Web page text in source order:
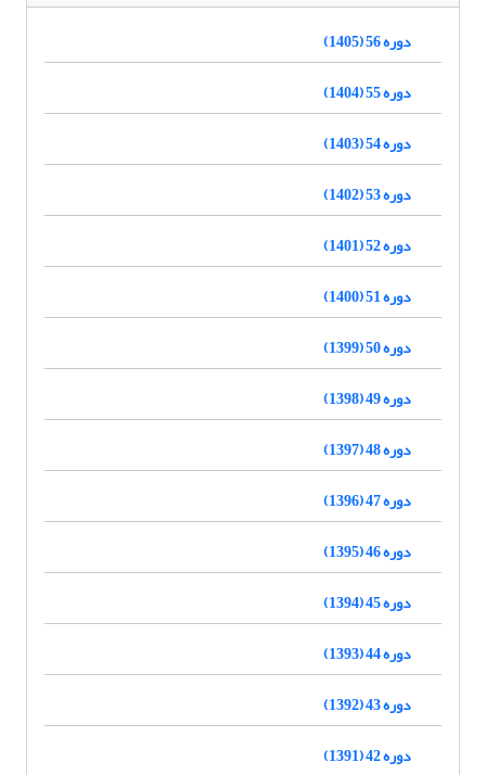
دوره 56 (1405)
دوره 55 (1404)
دوره 54 (1403)
دوره 53 (1402)
دوره 52 (1401)
دوره 51 (1400)
دوره 50 (1399)
دوره 49 (1398)
دوره 48 (1397)
دوره 47 (1396)
دوره 46 (1395)
دوره 45 (1394)
دوره 44 (1393)
دوره 43 (1392)
دوره 42 (1391)